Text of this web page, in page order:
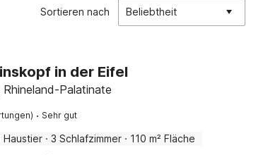
Sortieren nach Beliebtheit
in der Eifel
Palatinate
· Sehr gut
Haustier · 3 Schlafzimmer · 110 m² Fläche